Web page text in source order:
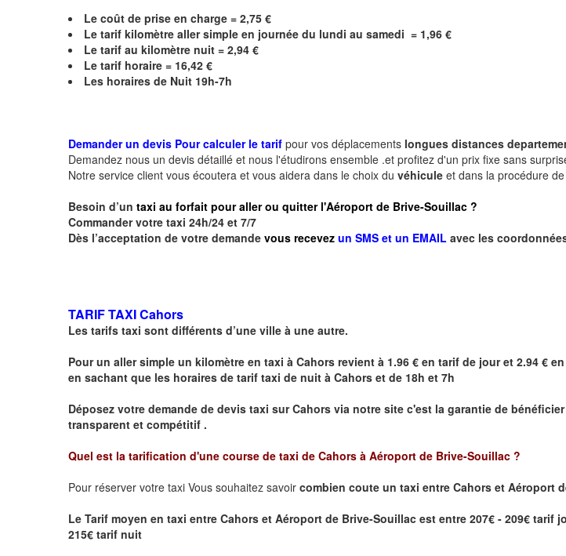
Le coût de prise en charge = 2,75 €
Le tarif kilomètre aller simple en journée du lundi au samedi = 1,96 €
Le tarif au kilomètre nuit = 2,94 €
Le tarif horaire = 16,42 €
Les horaires de Nuit 19h-7h
Demander un devis Pour calculer le tarif pour vos déplacements longues distances
Demandez nous un devis détaillé et nous l'étudirons ensemble .et profitez d'un prix fixe sans
Notre service client vous écoutera et vous aidera dans le choix du véhicule et dans la procédure
Besoin d’un taxi au forfait pour aller ou quitter l'Aéroport de Brive-Souillac ?
Commander votre taxi 24h/24 et 7/7
Dès l’acceptation de votre demande vous recevez un SMS et un EMAIL avec les
TARIF TAXI Cahors
Les tarifs taxi sont différents d’une ville à une autre.
Pour un aller simple un kilomètre en taxi à Cahors revient à 1.96 € en tarif de jour et 2.94 €
en sachant que les horaires de tarif taxi de nuit à Cahors et de 18h et 7h
Déposez votre demande de devis taxi surCahors via notre site c'est la garantie de bénéficier
transparent et compétitif .
Quel est la tarification d'une course de taxi de Cahors à Aéroport de Brive-Souillac ?
Pour réserver votre taxi Vous souhaitez savoir combien coute un taxi entre Cahors et Aéroport
Le Tarif moyen en taxi entre Cahors et Aéroport de Brive-Souillac est entre 207€ - 209€ tarif
215€ tarif nuit